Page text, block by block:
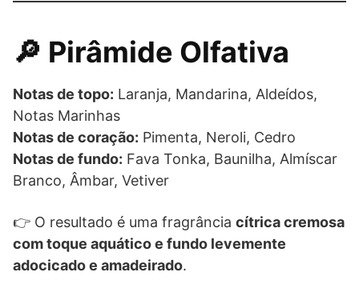
🔎 Pirâmide Olfativa
Notas de topo: Laranja, Mandarina, Aldeídos,
Notas Marinhas
Notas de coração: Pimenta, Neroli, Cedro
Notas de fundo: Fava Tonka, Baunilha, Almíscar
Branco, Âmbar, Vetiver
👉 O resultado é uma fragrância cítrica cremosa
com toque aquático e fundo levemente
adocicado e amadeirado.